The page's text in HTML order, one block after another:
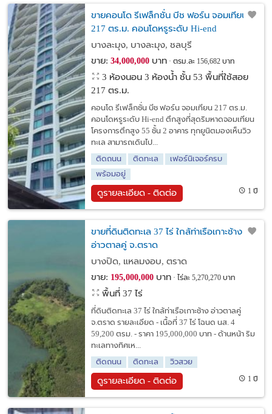
ขายคอนโด รีเฟล็กชั่น บีช ฟอร์น จอมเทียน
217 ตร.ม. คอนโดหรูระดับ Hi-end
บางละมุง, บางละมุง, ชลบุรี
ขาย: 34,000,000บาท ตรม.ละ 156,682 บาท
3 ห้องนอน 3 ห้องน้ำ ชั้น 53 พื้นที่ใช้สอย
217 ตร.ม.
คอนโด รีเฟล็กชั่น บีช ฟอร์น จอมเทียน 217 ตร.ม.
คอนโดหรูระดับ Hi-end ตึกสูงที่สุดริมหาดจอมเทียน
โครงการตึกสูง 55 ชั้น 2 อาคาร ทุกยูนิตมองเห็นวิว
ทะเล สามารถเดินไป...
ติดถนน
ติดทะเล
เฟอร์นิเจอร์ครบ
พร้อมอยู่
ดูรายละเอียด - ติดต่อ 1 ปี
ขายที่ดินติดทะเล 37 ไร่ ใกล้ท่าเรือเกาะช้าง
อ่าวตาลคู่ จ.ตราด
บางปิด, แหลมงอบ, ตราด
ขาย: 195,000,000บาท ไร่ละ 5,270,270 บาท
พื้นที่ 37 ไร่
ที่ดินติดทะเล 37 ไร่ ใกล้ท่าเรือเกาะช้าง อ่าวตาลคู่
จ.ตราด รายละเอียด - เนื้อที่ 37 ไร่ โฉนด นส. 4
59,200 ตรม. - ราคา 195,000,000 บาท - ด้านหน้า ริม
ทะเลทางทิศเห...
ติดถนน
ติดทะเล วิวสวย
ดูรายละเอียด - ติดต่อ 1 ปี